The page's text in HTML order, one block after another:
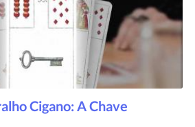
Cigano: A Chave